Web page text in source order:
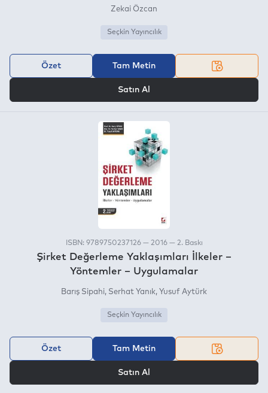
Zekai Özcan
Seçkin Yayıncılık
Özet Tam Metin
Satın Al
ISBN: 9789750237126 — 2016 — 2. Baskı
Şirket Değerleme Yaklaşımları İlkeler –
Yöntemler – Uygulamalar
Barış Sipahi Serhat Yanık Yusuf Aytürk
Seçkin Yayıncılık
Özet Tam Metin
Satın Al